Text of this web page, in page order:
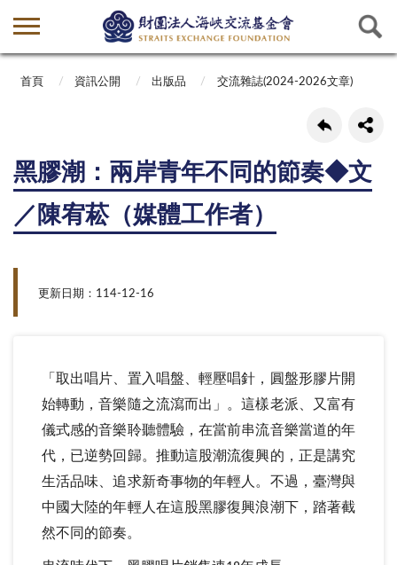
首頁 資訊公開 出版品 交流雜誌(2024-2026文章)
黑膠潮：兩岸青年不同的節奏◆文
／陳宥菘（媒體工作者）
更新日期：114-12-16
「取出唱片、置入唱盤、輕壓唱針，圓盤形膠片開
始轉動，音樂隨之流瀉而出」。這樣老派、又富有
儀式感的音樂聆聽體驗，在當前串流音樂當道的年
代，已逆勢回歸。推動這股潮流復興的，正是講究
生活品味、追求新奇事物的年輕人。不過，臺灣與
中國大陸的年輕人在這股黑膠復興浪潮下，踏著截
然不同的節奏。